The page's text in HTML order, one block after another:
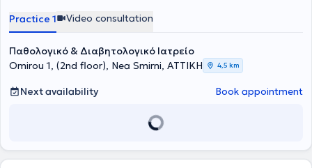
and the Hellenic Society of Hypertension and Cardiovascular
Protection. The doctor has experience in blood pressure regulation,
assistance. Through his professional experience in major and
renowned hospitals in Greece, he is capable of managing a wide
Practice 1 Video consultation
Παθολογικό & Διαβητολογικό Ιατρείο
Omirou 1, (2nd floor), Nea Smirni, ΑΤΤΙΚΗ
4,5 km
Next availability Book appointment